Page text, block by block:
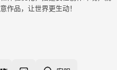
作品，让世界更生动！